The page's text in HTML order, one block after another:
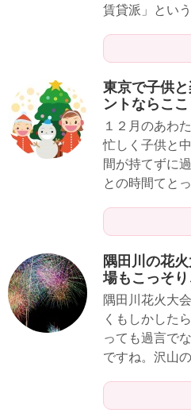
賃貸派」とい
東京で子供
ントならこ
１２月のあわ
忙しく子供と
間が持てずに
との時間てと
隅田川の花
場もこっそり
隅田川花火大
くもしかした
っても過言で
ですね。沢山